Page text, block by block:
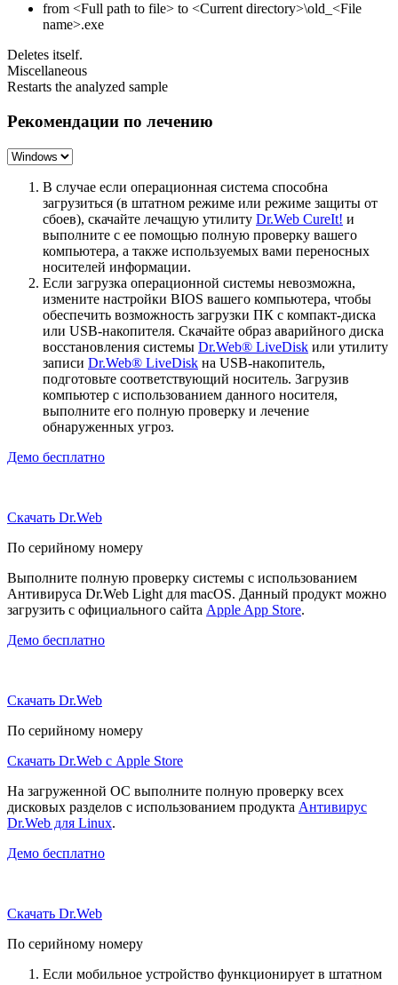
from <Full path to file> to <Current directory>\old_<File
name>.exe
Deletes itself.
Miscellaneous
Restarts the analyzed sample
Рекомендации по лечению
В случае если операционная система способна
загрузиться (в штатном режиме или режиме защиты от
сбоев), скачайте лечащую утилиту Dr.Web CureIt! и
выполните с ее помощью полную проверку вашего
компьютера, а также используемых вами переносных
носителей информации.
Если загрузка операционной системы невозможна,
измените настройки BIOS вашего компьютера, чтобы
обеспечить возможность загрузки ПК с компакт-диска
или USB-накопителя. Скачайте образ аварийного диска
восстановления системы Dr.Web® LiveDisk или утилиту
записи Dr.Web® LiveDisk на USB-накопитель,
подготовьте соответствующий носитель. Загрузив
компьютер с использованием данного носителя,
выполните его полную проверку и лечение
обнаруженных угроз.
Демо бесплатно
Скачать Dr.Web
По серийному номеру
Выполните полную проверку системы с использованием
Антивируса Dr.Web Light для macOS. Данный продукт можно
загрузить с официального сайта Apple App Store.
Демо бесплатно
Скачать Dr.Web
По серийному номеру
Скачать Dr.Web с Apple Store
На загруженной ОС выполните полную проверку всех
дисковых разделов с использованием продукта Антивирус
Dr.Web для Linux.
Демо бесплатно
Скачать Dr.Web
По серийному номеру
Если мобильное устройство функционирует в штатном